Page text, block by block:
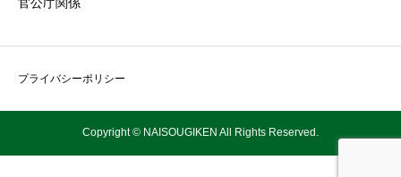
プライバシーポリシー
Copyright © NAISOUGIKEN All Rights Reserved.